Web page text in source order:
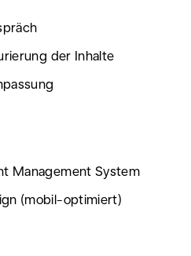
der Inhalte
Management System
(mobil-optimiert)